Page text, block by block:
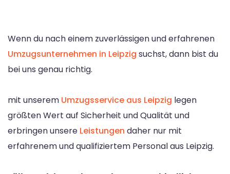
Wenn du nach einem zuverlässigen und erfahrenen
Umzugsunternehmen in Leipzig suchst, dann bist du
bei uns genau richtig.
mit unserem Umzugsservice aus Leipzig legen
größten Wert auf Sicherheit und Qualität und
erbringen unsere Leistungen daher nur mit
erfahrenem und qualifiziertem Personal aus Leipzig.